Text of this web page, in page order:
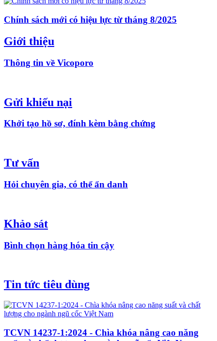
Chính sách mới có hiệu lực từ tháng 8/2025
Giới thiệu
Thông tin về Vicoporo
Gửi khiếu nại
Khởi tạo hồ sơ, đính kèm bằng chứng
Tư vấn
Hỏi chuyên gia, có thể ẩn danh
Khảo sát
Bình chọn hàng hóa tin cậy
Tin tức tiêu dùng
TCVN 14237-1:2024 - Chìa khóa nâng cao năng